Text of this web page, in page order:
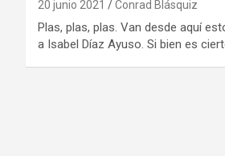
20 junio 2021 Conrad Blásquiz
Plas, plas, plas. Van desde aquí
a Isabel Díaz Ayuso. Si bien es